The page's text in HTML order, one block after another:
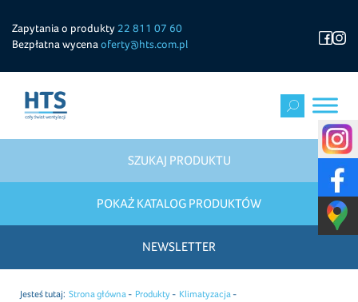
Zapytania o produkty 22 811 07 60
Bezpłatna wycena oferty@hts.com.pl
SZUKAJ PRODUKTU
POKAŻ KATALOG PRODUKTÓW
NEWSLETTER
Jesteś tutaj: Strona główna Produkty
Klimatyzacja